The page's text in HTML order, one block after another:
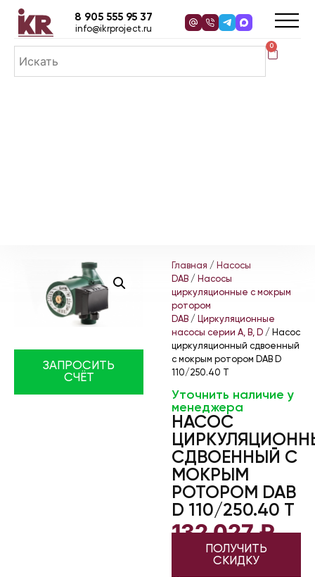
0
8 905 555 95 37
info@ikrproject.ru
ЗАПРОСИТЬ
СЧЁТ
Главная / Насосы
DAB / Насосы
циркуляционные с мокрым
ротором
DAB / Циркуляционные
насосы серии A, B, D / Насос
циркуляционный сдвоенный
с мокрым ротором DAB D
110/250.40 T
Уточнить наличие у
менеджера
НАСОС
СДВОЕННЫЙ С
МОКРЫМ
РОТОРОМ DAB
D 110/250.40 T
132 027₽
ПОЛУЧИТЬ
СКИДКУ